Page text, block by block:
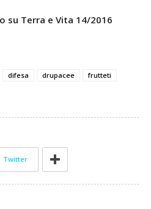
su Terra e Vita 14/2016
difesa drupacee
frutteti
Twitter